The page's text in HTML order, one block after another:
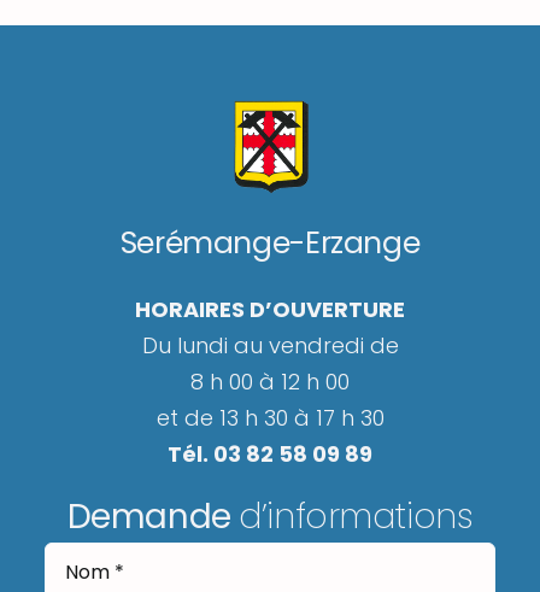
Serémange-Erzange
HORAIRES D’OUVERTURE
Du lundi au vendredi de
8 h 00 à 12 h 00
et de 13 h 30 à 17 h 30
Tél. 03 82 58 09 89
Demande d’informations